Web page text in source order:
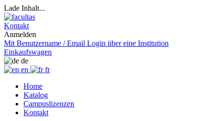
Lade Inhalt...
Kontakt
Anmelden
Mit Benutzername / Email Login über eine Institution
Einkaufswagen
de
en
fr
Home
Katalog
Campuslizenzen
Kontakt